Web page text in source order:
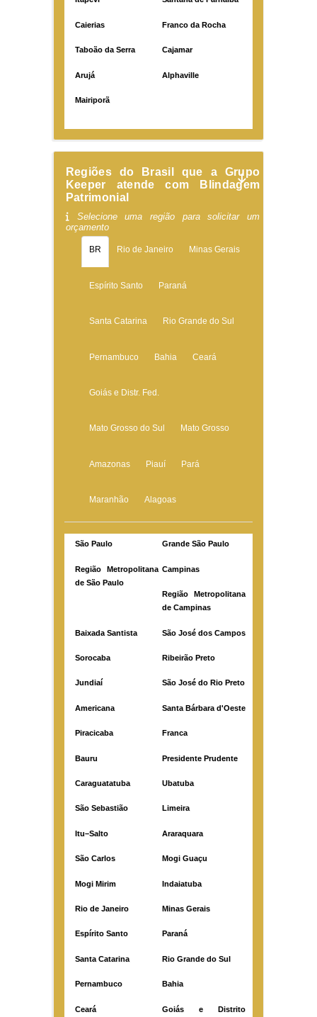
Caierias Franco da Rocha
Taboão da Serra Cajamar
Arujá Alphaville
Mairiporã
Regiões do Brasil que a Grupo
Keeper atende com Blindagem
Patrimonial
Selecione uma região para solicitar um
orçamento
BR Rio de Janeiro Minas Gerais
Espírito Santo Paraná
Santa Catarina Rio Grande do Sul
Pernambuco Bahia Ceará
Goiás e Distr. Fed.
Mato Grosso do Sul Mato Grosso
Amazonas Piauí Pará
Maranhão Alagoas
São Paulo Grande São Paulo
Região Metropolitana
de São Paulo
Campinas
Região Metropolitana
de Campinas
Baixada Santista São José dos Campos
Sorocaba Ribeirão Preto
Jundiaí São José do Rio Preto
Americana Santa Bárbara d'Oeste
Piracicaba Franca
Bauru Presidente Prudente
Caraguatatuba Ubatuba
São Sebastião Limeira
Itu–Salto Araraquara
São Carlos Mogi Guaçu
Mogi Mirim Indaiatuba
Rio de Janeiro Minas Gerais
Espírito Santo Paraná
Santa Catarina Rio Grande do Sul
Pernambuco Bahia
Ceará
Goiás e Distrito